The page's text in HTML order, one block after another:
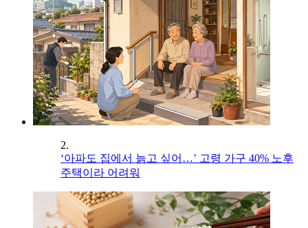
2.
‘아파도 집에서 늙고 싶어…’ 고령 가구 40% 노후
주택이라 어려워